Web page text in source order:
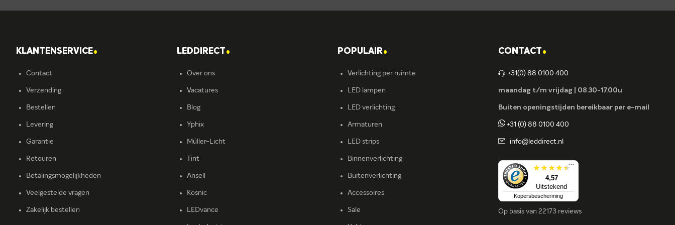
KLANTENSERVICE.
Contact
Verzending
Bestellen
Levering
Garantie
Retouren
Betalingsmogelijkheden
Veelgestelde vragen
Zakelijk bestellen
LEDDIRECT.
Over ons
Vacatures
Blog
Yphix
Müller-Licht
Tint
Ansell
Kosnic
LEDvance
POPULAIR.
Verlichting per ruimte
LED lampen
LED verlichting
Armaturen
LED strips
Binnenverlichting
Buitenverlichting
Accessoires
Sale
CONTACT.
+31(0) 88 0100 400
maandag t/m vrijdag | 08.30-17.00u
Buiten openingstijden bereikbaar per e-mail
+31 (0) 88 0100 400
info@leddirect.nl
4,57
Uitstekend
...
Kopersbescherming
Op basis van 22173 reviews